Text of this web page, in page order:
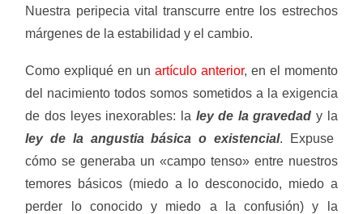
Nuestra peripecia vital transcurre entre los estrechos
márgenes de la estabilidad y el cambio.
Como expliqué en un artículo anterior, en el momento
del nacimiento todos somos sometidos a la exigencia
de dos leyes inexorables: la ley de la gravedad y la
ley de la angustia básica o existencial. Expuse
cómo se generaba un «campo tenso» entre nuestros
temores básicos (miedo a lo desconocido, miedo a
perder lo conocido y miedo a la confusión) y la